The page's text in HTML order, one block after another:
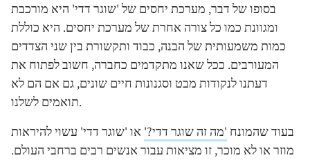
בסופו של דבר, מערכת יחסים של 'שוגר דדי' היא מורכבת
ומגוונת כמו כל צורה אחרת של מערכת יחסים. היא כוללת
כמות משמעותית של הבנה, כבוד ותקשורת בין שני הצדדים
המעורבים. ככל שאנו מתקדמים כחברה, חשוב לפתוח את
דעתנו לנקודות מבט וסגנונות חיים שונים, גם אם הם לא
תואמים לשלנו.
בעוד שהמונח 'מה זה שוגר דדי?' או 'שוגר דדי' עשוי להיראות
מוזר או לא מוכר, זו מציאות עבור אנשים רבים ברחבי העולם.